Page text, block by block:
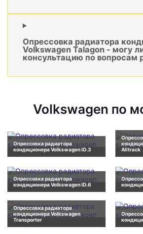
Опрессовка радиатора
Volkswagen Talagon - могу
консультацию по вопросам
Volkswagen по
Опрессовка радиатора
кондиционера Volkswagen ID.3
Alltrack
Опрессовка радиатора
кондиционера Volkswagen ID.6
Опрессовка радиатора
кондиционера Volkswagen
Transporter